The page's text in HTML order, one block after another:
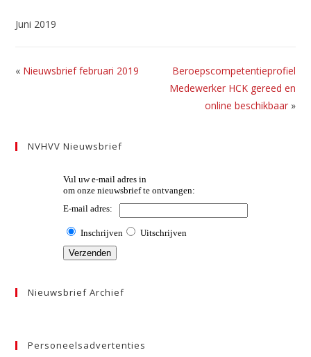
Juni 2019
« Nieuwsbrief februari 2019
Beroepscompetentieprofiel
Medewerker HCK gereed en
online beschikbaar»
NVHVV Nieuwsbrief
Nieuwsbrief Archief
Personeelsadvertenties